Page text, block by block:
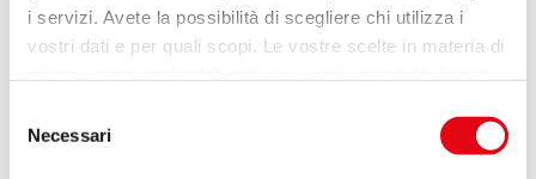
i servizi. Avete la possibilità di scegliere chi utilizza i
vostri dati e per quali scopi. Le vostre scelte in materia di
modificare o revocare il proprio consenso in qualsiasi
momento dalla Dichiarazione sui cookie o facendo clic
delNecessari